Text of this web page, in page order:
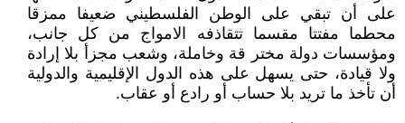
على أن تبقي على الوطن الفلسطيني ضعيفا ممزقا
محطما مفتتا مقسما تتقاذفه الامواج من كل جانب،
ومؤسسات دولة مختر قة وخاملة، وشعب مجزأ بلا إرادة
ولا قيادة، حتى يسهل على هذه الدول الإقليمية والدولية
أن تأخذ ما تريد بلا حساب أو رادع أو عقاب.